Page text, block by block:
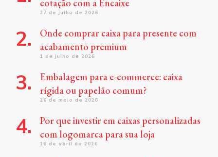
cotação com a Encaixe
27 de julho de 2026
Onde comprar caixa para presente com
acabamento premium
1 de julho de 2026
Embalagem para e-commerce: caixa
rígida ou papelão comum?
26 de maio de 2026
Por que investir em caixas personalizadas
com logomarca para sua loja
16 de abril de 2026